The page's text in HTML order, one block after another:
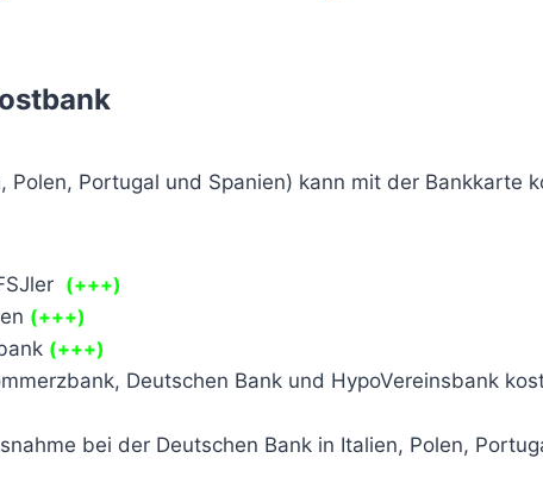
Portugal und Spanien) kann mit der Bankkarte
(+++)
(+++)
(+++)
Deutschen Bank und HypoVereinsbank
bei der Deutschen Bank in Italien, Polen,